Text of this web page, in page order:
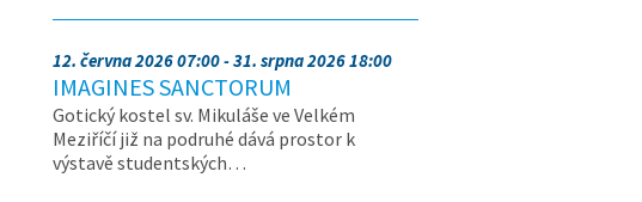
12. června 2026 07:00 - 31. srpna 2026 18:00
IMAGINES SANCTORUM
Gotický kostel sv. Mikuláše ve Velkém
Meziříčí již na podruhé dává prostor k
výstavě studentských…